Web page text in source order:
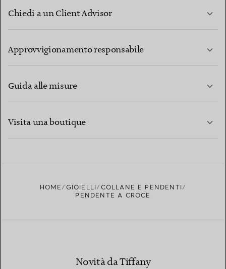
Chiedi a un Client Advisor
Approvvigionamento responsabile
Guida alle misure
Visita una boutique
HOME GIOIELLI
COLLANE E PENDENTI
PENDENTE A CROCE
Novità da Tiffany